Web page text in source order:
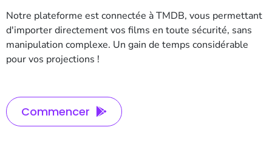
Notre plateforme est connectée à TMDB, vous permettant
d'importer directement vos films en toute sécurité, sans
manipulation complexe. Un gain de temps considérable
pour vos projections !
Commencer